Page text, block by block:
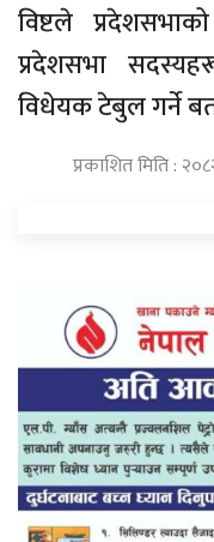
विष्टले
प्रदेशसभा
विधेयक टेबुल गर्ने
प्रकाशित मिति :